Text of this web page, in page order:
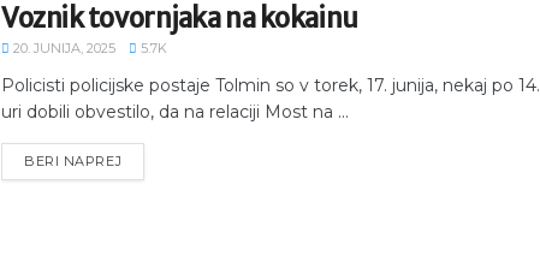
Voznik tovornjaka na kokainu
20. JUNIJA, 2025 5.7K
Policisti policijske postaje Tolmin so v torek, 17. junija, nekaj po 14.
uri dobili obvestilo, da na relaciji Most na ...
BERI NAPREJ